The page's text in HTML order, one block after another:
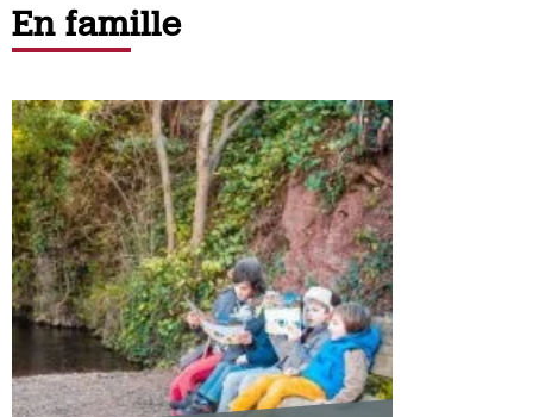
En famille